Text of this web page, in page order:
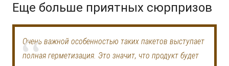
Еще больше приятных сюрпризов
Очень важной особенностью таких пакетов выступает
полная герметизация. Это значит, что продукт будет